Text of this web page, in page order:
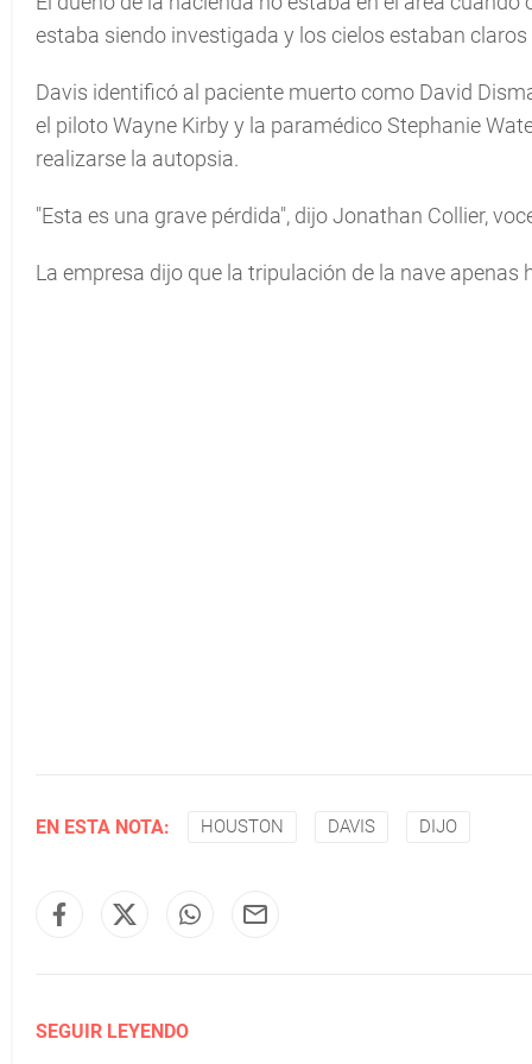
estaba siendo investigada y los cielos estaban
Davis identificó al paciente muerto como David
el piloto Wayne Kirby y la paramédico Stephanie
realizarse la autopsia.
"Esta es una grave pérdida", dijo Jonathan Collier,
La empresa dijo que la tripulación de la nave
EN ESTA NOTA: HOUSTON DAVIS DIJO
SEGUIR LEYENDO